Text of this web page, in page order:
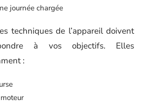
journée chargée
techniques de l’appareil doivent
à vos objectifs. Elles
: